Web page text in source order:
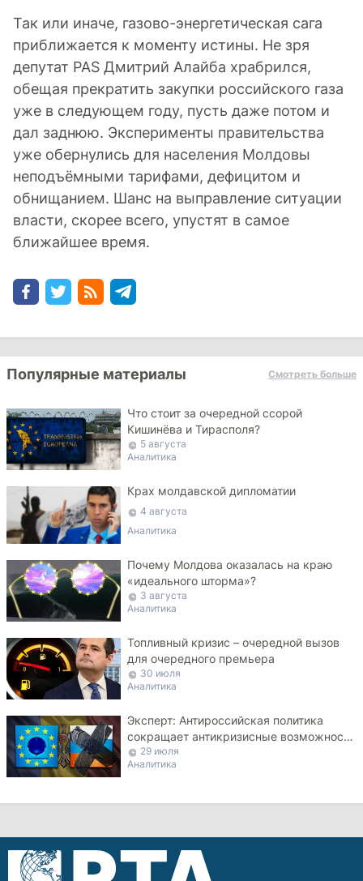
Так или иначе, газово-энергетическая сага
приближается к моменту истины. Не зря
депутат PAS Дмитрий Алайба храбрился,
обещая прекратить закупки российского газа
уже в следующем году, пусть даже потом и
дал заднюю. Эксперименты правительства
уже обернулись для населения Молдовы
неподъёмными тарифами, дефицитом и
обнищанием. Шанс на выправление ситуации
власти, скорее всего, упустят в самое
ближайшее время.
Популярные материалы Смотреть больше
Что стоит за очередной ссорой
Кишинёва и Тирасполя?
5 августа
Аналитика
Крах молдавской дипломатии
4 августа
Аналитика
Почему Молдова оказалась на краю
«идеального шторма»?
3 августа
Аналитика
Топливный кризис – очередной вызов
для очередного премьера
30 июля
Аналитика
Эксперт: Антироссийская политика
сокращает антикризисные возможности
Молдовы
29 июля
Аналитика